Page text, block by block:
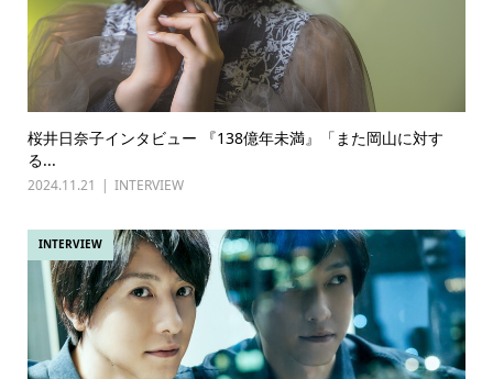
桜井日奈子インタビュー 『138億年未満』「また岡山に対す
る...
2024.11.21 INTERVIEW
INTERVIEW